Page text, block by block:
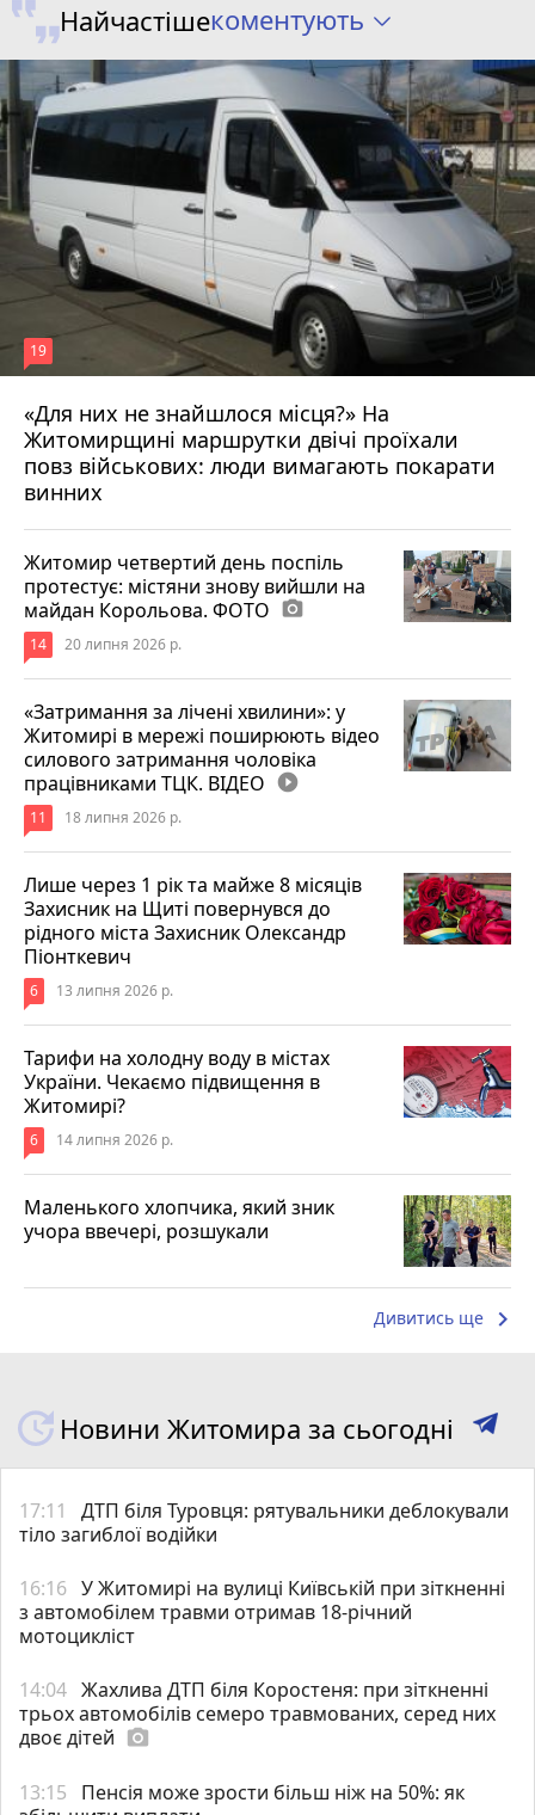
Найчастішекоментують
«Для них не знайшлося місця?» На
Житомирщині маршрутки двічі проїхали
повз військових: люди вимагають покарати
винних
19
17 липня 2026 р.
Житомир четвертий день поспіль
протестує: містяни знову вийшли на
майдан Корольова. ФОТО photo_camera
14 20 липня 2026 р.
«Затримання за лічені хвилини»: у
Житомирі в мережі поширюють відео
силового затримання чоловіка
працівниками ТЦК. ВІДЕО play_circle_filled
11 18 липня 2026 р.
Лише через 1 рік та майже 8 місяців
Захисник на Щиті повернувся до
рідного міста Захисник Олександр
Піонткевич
6 13 липня 2026 р.
Тарифи на холодну воду в містах
України. Чекаємо підвищення в
Житомирі?
6 14 липня 2026 р.
Маленького хлопчика, який зник
учора ввечері, розшукали
Дивитись ще keyboard_arrow_right
Новини Житомира за сьогодні
17:11
ДТП біля Туровця: рятувальники деблокували
тіло загиблої водійки
16:16 У Житомирі на вулиці Київській при зіткненні
з автомобілем травми отримав 18-річний
мотоцикліст
14:04 Жахлива ДТП біля Коростеня: при зіткненні
трьох автомобілів семеро травмованих, серед них
двоє дітей photo_camera
13:15
Пенсія може зрости більш ніж на 50%: як